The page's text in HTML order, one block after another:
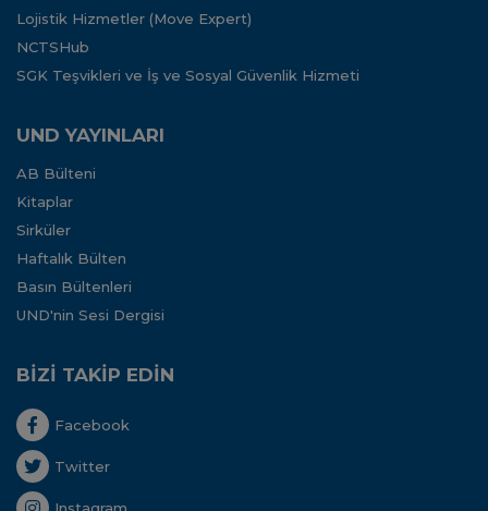
Lojistik Hizmetler (Move Expert)
NCTSHub
SGK Teşvikleri ve İş ve Sosyal Güvenlik Hizmeti
UND YAYINLARI
AB Bülteni
Kitaplar
Sirküler
Haftalık Bülten
Basın Bültenleri
UND'nin Sesi Dergisi
BİZİ TAKİP EDİN
Facebook
Twitter
Instagram